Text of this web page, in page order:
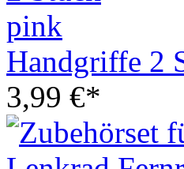
Handgriffe 2
3,99 €*